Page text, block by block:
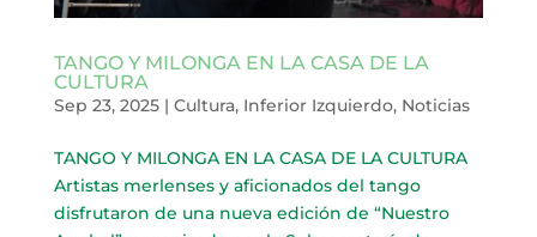
TANGO Y MILONGA EN LA CASA DE LA
CULTURA
Sep 23, 2025| Cultura, Inferior Izquierdo, Noticias
TANGO Y MILONGA EN LA CASA DE LA CULTURA
Artistas merlenses y aficionados del tango
disfrutaron de una nueva edición de “Nuestro